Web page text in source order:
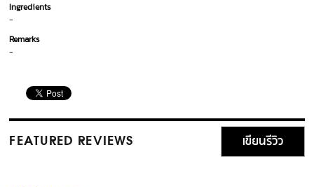
Ingredients
-
Remarks
-
FEATURED REVIEWS เขียนรีวิว